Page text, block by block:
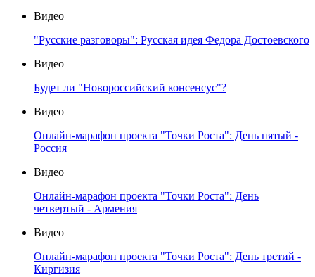
Видео
"Русские разговоры": Русская идея Федора Достоевского
Видео
Будет ли "Новороссийский консенсус"?
Видео
Онлайн-марафон проекта "Точки Роста": День пятый -
Россия
Видео
Онлайн-марафон проекта "Точки Роста": День
четвертый - Армения
Видео
Онлайн-марафон проекта "Точки Роста": День третий -
Киргизия